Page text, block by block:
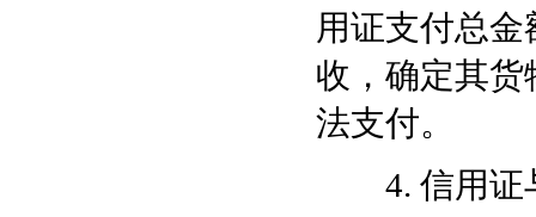
用证支付总
收，确定其
法支付。
4. 信用证